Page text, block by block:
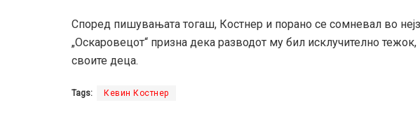
Според пишувањата тогаш, Костнер и порано се сомневал во
„Оскаровецот“ призна дека разводот му бил исклучително
своите деца.
Tags: Кевин Костнер